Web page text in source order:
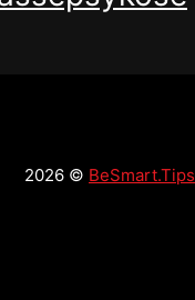
2026 © BeSmart.Tips